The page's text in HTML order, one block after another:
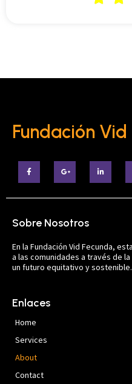
Fundación Vid
Sobre Nosotros
En la Fundación Vid Fecunda,
a las comunidades a través de
un futuro equitativo y sostenible.
Enlaces
Home
Services
About
Contact